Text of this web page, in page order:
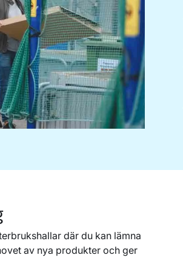
papper,
och
där du kan lämna
av nya produkter och ger